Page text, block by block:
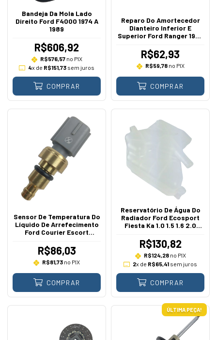
Bandeja Da Mola Lado
Direito Ford F4000 1974 A
1989
R$606,92
R$576,57no PIX
4x de R$151,73 sem juros
COMPRAR
Reparo Do Amortecedor
Dianteiro Inferior E
Superior Ford Ranger 1998
R$62,93
R$59,78no PIX
COMPRAR
Sensor De Temperatura Do
Líquido De Arrefecimento
Ford Courier Escort
1999 A 2013
R$86,03
R$81,73 no PIX
COMPRAR
Reservatório De Água Do
Radiador Ford Ecosport
Fiesta Ka 1.0 1.5 1.6 2.0
R$130,82
R$124,28no PIX
2x de R$65,41 sem juros
COMPRAR
ÚLTIMA PEÇA!